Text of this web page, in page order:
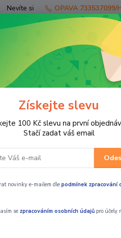
Nevíte si
rady?
Zavolejte.
OPAVA 733537099/
PRO JEZDCE
Získejte slevu
100 Kč slevu na první
Stačí zadat váš email
novinky e-mailem dle podmínek zpracování
se zpracováním osobních údajůpro účely